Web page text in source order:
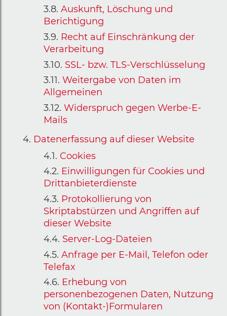
Auskunft, Löschung und
Berichtigung
Recht auf Einschränkung der
Verarbeitung
SSL- bzw. TLS-Verschlüsselung
Weitergabe von Daten im
Allgemeinen
Widerspruch gegen Werbe-E-
Mails
Datenerfassung auf dieser Website
Cookies
Einwilligungen für Cookies und
Drittanbieterdienste
Protokollierung von
Skriptabstürzen und Angriffen auf
dieser Website
Server-Log-Dateien
Anfrage per E-Mail, Telefon oder
Telefax
Erhebung von
personenbezogenen Daten, Nutzung
von (Kontakt-)Formularen